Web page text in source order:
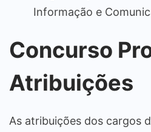
Informação e
Concurso
Atribuições
As atribuições dos cargos